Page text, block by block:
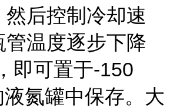
后控制冷却速
管温度逐步下降
即可置于-150
氮罐中保存。大